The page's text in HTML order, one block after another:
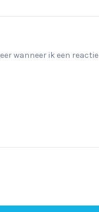
wanneer ik een reactie